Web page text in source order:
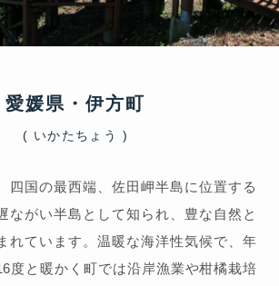
愛媛県・伊方町
( いかたちょう )
四国の最西端、佐田岬半島に位置する
ながい半島として知られ、豊な自然と
れています。温暖な海洋性気候で、年
度と暖かく町では沿岸漁業や柑橘栽培